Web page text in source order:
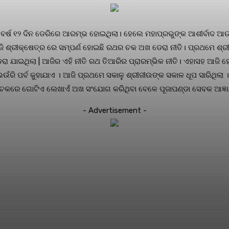
୧୨ ଦିନ ଡେରିରେ ଆରମ୍ଭ ହୋଇଥିଲା। ହେଲେ ମହାପ୍ରଭୁଙ୍କ
ରେ ସମ୍ପର୍ଣ ହୋଇଛି ରଥର ଚକ ଅଖ ଡେରା ନୀତି। ପ୍ରଥମେ
| ଆଜିର ଏହି ନୀତି ରଥ ତିଆରିର ପ୍ରାରମ୍ଭିକ ନୀତି। ଏହାସହ ଆଜି
ପର୍ବ କୁହାଯାଏ । ଆଜି ପ୍ରଥମେ ସକାଳୁ ଶ୍ରୀଜୀଉଙ୍କ ସକାଳ ଧୂପ ସାରିଥିଲା
ଗୋଟିଏ ଲେଖାଏଁ ଅଖ ସଂଯୋଗ କରିଥିବା ବେଳେ ପୂଜାପଣ୍ଡା ସେବକ ଆଜ୍ଞା
- Advertisement -